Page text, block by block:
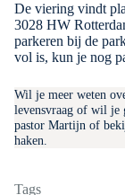
De viering vindt
3028 HW
parkeren bij de
vol is, kun je nog
Wil je meer weten
levensvraag of wil je
pastor Martijn of
haken.
Tags